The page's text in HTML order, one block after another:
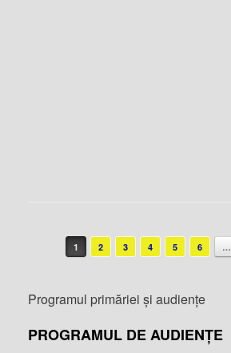
Post navigation
1 2 3 4 5 6 …
Programul primăriei și audiențe
PROGRAMUL DE AUDIENȚE